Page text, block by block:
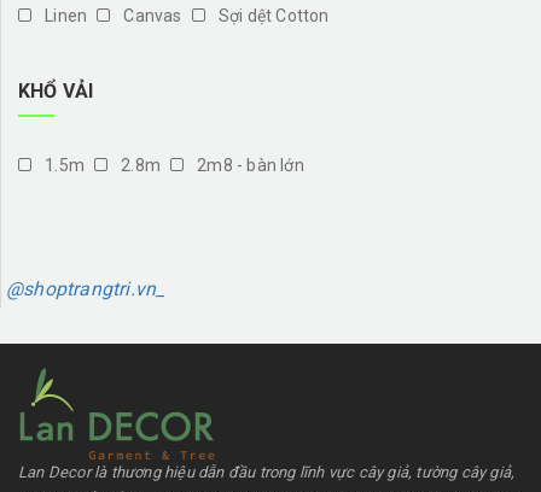
Linen Canvas Sợi dệt Cotton
KHỔ VẢI
1.5m 2.8m 2m8 - bàn lớn
@shoptrangtri.vn_
Lan Decor là thương hiệu dẫn đầu trong lĩnh vực cây giả, tường cây giả,